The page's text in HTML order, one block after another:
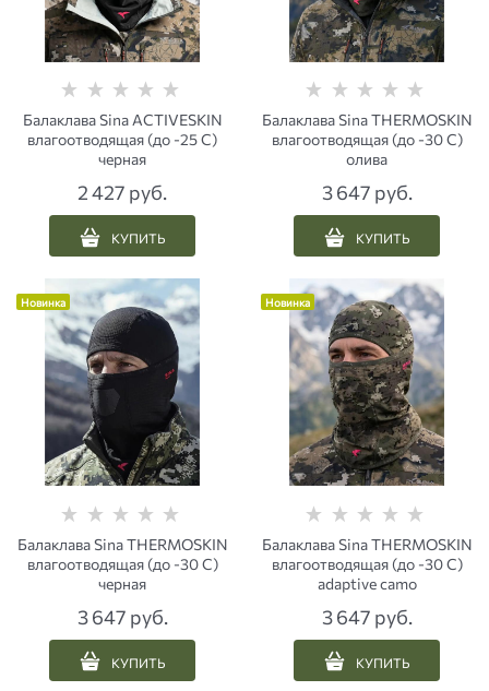
Балаклава Sina ACTIVESKIN
влагоотводящая (до -25 С)
черная
2 427 руб.
КУПИТЬ
Балаклава Sina THERMOSKIN
влагоотводящая (до -30 С)
олива
3 647 руб.
КУПИТЬ
Новинка
Балаклава Sina THERMOSKIN
влагоотводящая (до -30 С)
черная
3 647 руб.
КУПИТЬ
Новинка
Балаклава Sina THERMOSKIN
влагоотводящая (до -30 С)
аdaptive сamo
3 647 руб.
КУПИТЬ